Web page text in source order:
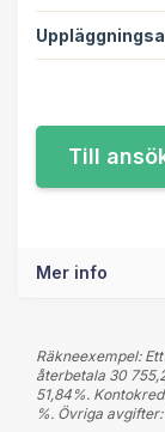
Mer info
Räkneexempel:
återbetala 30
51,84%.
%. Övriga